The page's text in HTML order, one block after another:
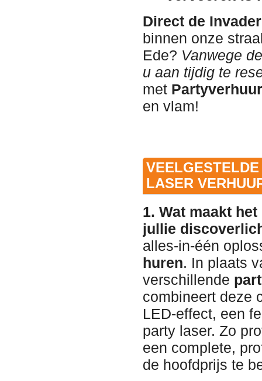
Direct de
binnen onze
Ede? Vanwege
u aan tijdig te
met
en vlam!
LASER
1. Wat maakt
jullie
alles-in-één
huren. In plaats
verschillende
combineert deze
LED-effect, een
party laser. Zo
een complete,
de hoofdprijs te